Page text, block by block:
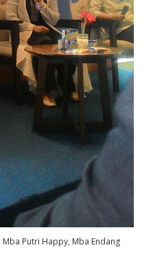
Mba Putri Happy, Mba Endang